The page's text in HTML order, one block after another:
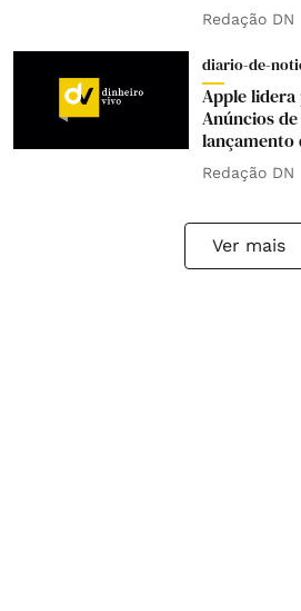
Redação DN
diario-de-
Apple
Anúncios
lançamento
Redação DN
Ver mais